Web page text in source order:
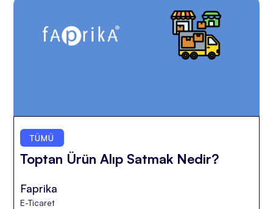
TÜMÜ
Toptan Ürün Alıp Satmak Nedir?
Faprika
E-Ticaret